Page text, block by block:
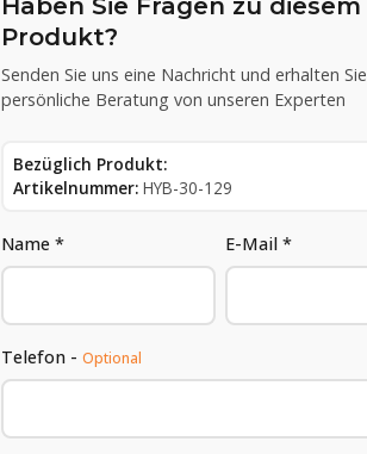
Produkt?
Senden Sie uns eine Nachricht und erhalten Sie
persönliche Beratung von unseren Experten
Bezüglich Produkt:
Artikelnummer: HYB-30-129
Name * E-Mail *
Telefon -Optional